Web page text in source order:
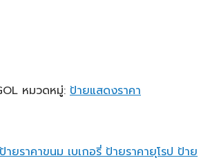
หมวดหมู่: ป้ายแสดงราคา